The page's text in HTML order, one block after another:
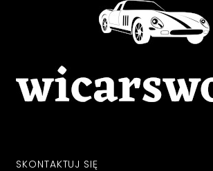
SKONTAKTUJ SIĘ